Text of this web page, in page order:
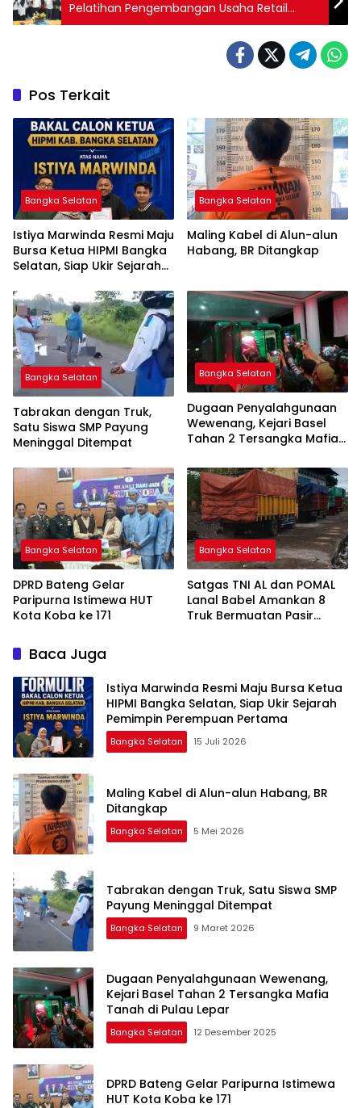
Pelatihan Pengembangan Usaha Retail
Koperasi
Pos Terkait
Bangka Selatan
Istiya Marwinda Resmi Maju
Bursa Ketua HIPMI Bangka
Selatan, Siap Ukir Sejarah
Pertama
Bangka Selatan
Maling Kabel di Alun-alun
Habang, BR Ditangkap
Bangka Selatan
Tabrakan dengan Truk,
Satu Siswa SMP Payung
Meninggal Ditempat
Bangka Selatan
Dugaan Penyalahgunaan
Wewenang, Kejari Basel
Tahan 2 Tersangka Mafia
Bangka Selatan
DPRD Bateng Gelar
Paripurna Istimewa HUT
Kota Koba ke 171
Bangka Selatan
Satgas TNI AL dan POMAL
Lanal Babel Amankan 8
Truk Bermuatan Pasir
Baca Juga
Istiya Marwinda Resmi Maju Bursa Ketua
HIPMI Bangka Selatan, Siap Ukir Sejarah
Pemimpin Perempuan Pertama
Bangka Selatan 15 Juli 2026
Maling Kabel di Alun-alun Habang, BR
Ditangkap
Bangka Selatan 5 Mei 2026
Tabrakan dengan Truk, Satu Siswa SMP
Payung Meninggal Ditempat
Bangka Selatan 9 Maret 2026
Dugaan Penyalahgunaan Wewenang,
Kejari Basel Tahan 2 Tersangka Mafia
Tanah di Pulau Lepar
Bangka Selatan 12 Desember 2025
DPRD Bateng Gelar Paripurna Istimewa
HUT Kota Koba ke 171